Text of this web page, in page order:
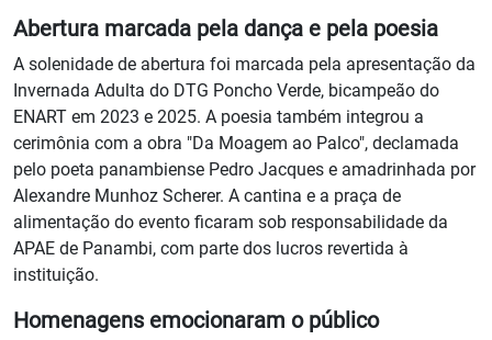
Abertura marcada pela dança e pela poesia
A solenidade de abertura foi marcada pela apresentação da
Invernada Adulta do DTG Poncho Verde, bicampeão do
ENART em 2023 e 2025. A poesia também integrou a
cerimônia com a obra "Da Moagem ao Palco", declamada
pelo poeta panambiense Pedro Jacques e amadrinhada por
Alexandre Munhoz Scherer. A cantina e a praça de
alimentação do evento ficaram sob responsabilidade da
APAE de Panambi, com parte dos lucros revertida à
instituição.
Homenagens emocionaram o público